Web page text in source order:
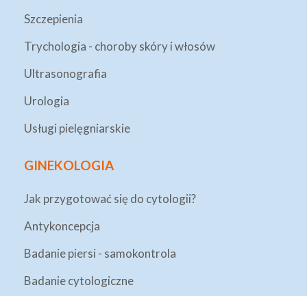
Szczepienia
Trychologia - choroby skóry i włosów
Ultrasonografia
Urologia
Usługi pielęgniarskie
GINEKOLOGIA
Jak przygotować się do cytologii?
Antykoncepcja
Badanie piersi - samokontrola
Badanie cytologiczne